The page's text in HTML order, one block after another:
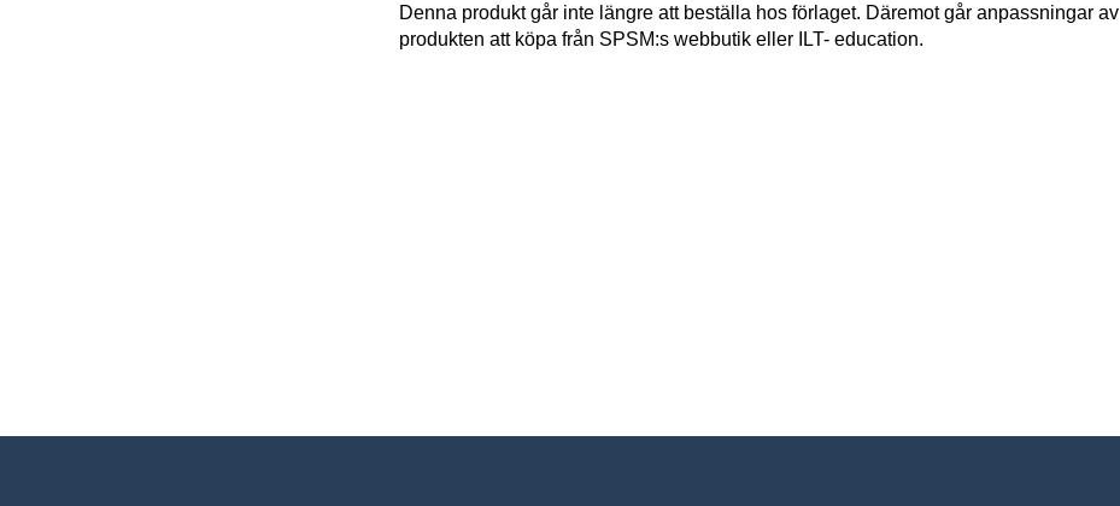
Denna produkt går inte längre att beställa hos förlaget. Däremot går anpassningar av
produkten att köpa från SPSM:s webbutik eller ILT- education.